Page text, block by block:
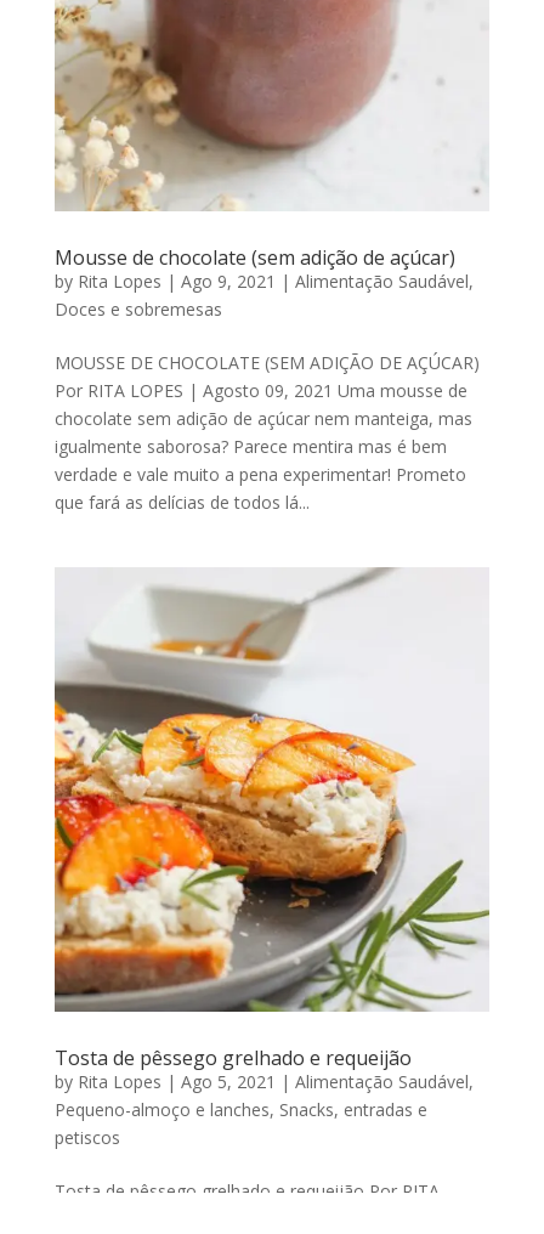
Mousse de chocolate (sem adição de açúcar)
by Rita Lopes | Ago 9, 2021 | Alimentação Saudável,
Doces e sobremesas
MOUSSE DE CHOCOLATE (SEM ADIÇÃO DE AÇÚCAR)
Por RITA LOPES | Agosto 09, 2021 Uma mousse de
chocolate sem adição de açúcar nem manteiga, mas
igualmente saborosa? Parece mentira mas é bem
verdade e vale muito a pena experimentar! Prometo
que fará as delícias de todos lá...
Tosta de pêssego grelhado e requeijão
by Rita Lopes | Ago 5, 2021 | Alimentação Saudável,
Pequeno-almoço e lanches, Snacks, entradas e
petiscos
Tosta de pêssego grelhado e requeijão Por RITA